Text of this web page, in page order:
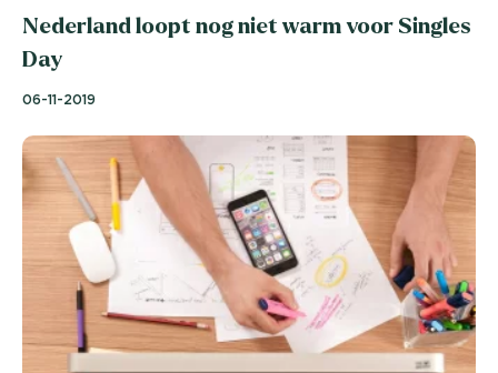
Nederland loopt nog niet warm voor Singles
Day
06-11-2019